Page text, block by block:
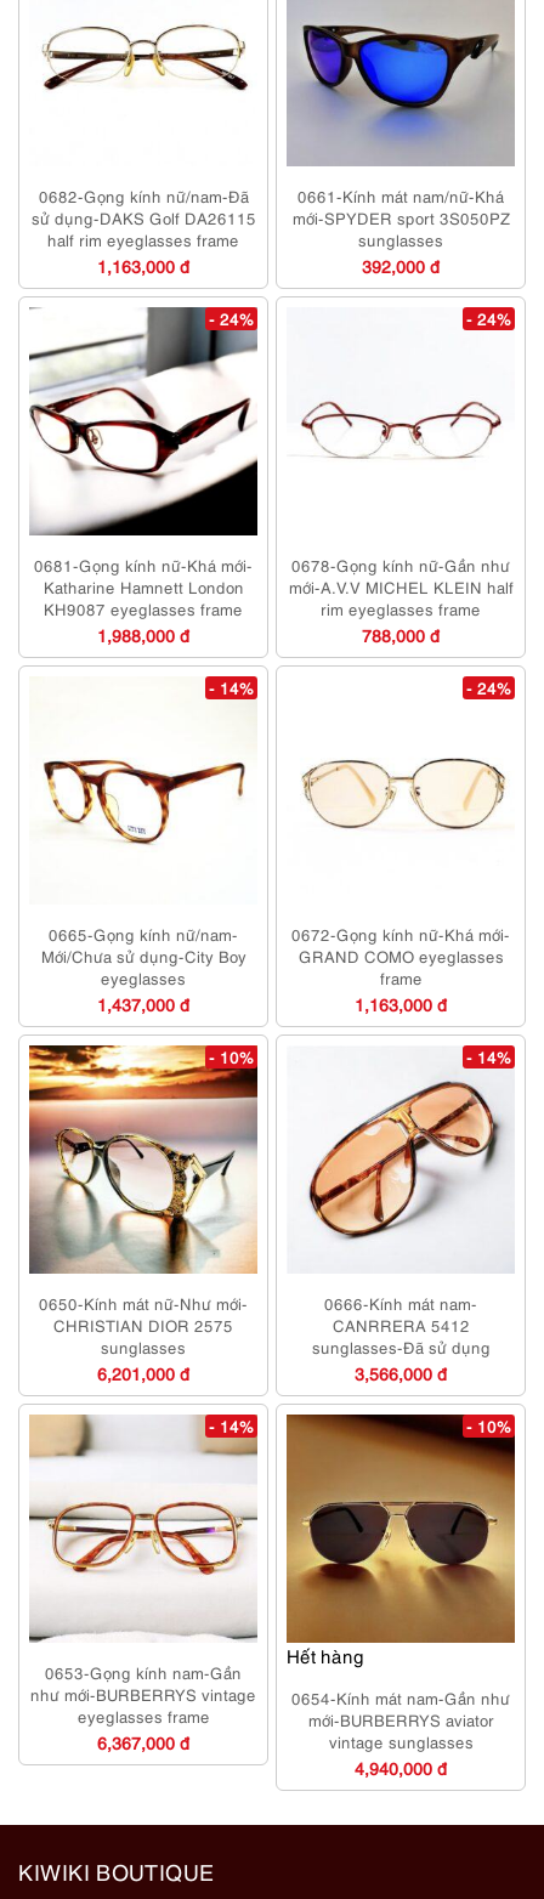
0682-Gọng kính nữ/nam-Đã
sử dụng-DAKS Golf DA26115
half rim eyeglasses frame
1,163,000 đ
0661-Kính mát nam/nữ-Khá
mới-SPYDER sport 3S050PZ
sunglasses
392,000 đ
- 24%
0681-Gọng kính nữ-Khá mới-
Katharine Hamnett London
KH9087 eyeglasses frame
1,988,000 đ
- 24%
0678-Gọng kính nữ-Gần như
mới-A.V.V MICHEL KLEIN half
rim eyeglasses frame
788,000 đ
- 14%
0665-Gọng kính nữ/nam-
Mới/Chưa sử dụng-City Boy
eyeglasses
1,437,000 đ
- 24%
0672-Gọng kính nữ-Khá mới-
GRAND COMO eyeglasses
frame
1,163,000 đ
- 10%
0650-Kính mát nữ-Như mới-
CHRISTIAN DIOR 2575
sunglasses
6,201,000 đ
- 14%
0666-Kính mát nam-
CANRRERA 5412
sunglasses-Đã sử dụng
3,566,000 đ
- 14%
0653-Gọng kính nam-Gần
như mới-BURBERRYS vintage
eyeglasses frame
6,367,000 đ
Hết hàng
- 10%
0654-Kính mát nam-Gần như
mới-BURBERRYS aviator
vintage sunglasses
4,940,000 đ
KIWIKI BOUTIQUE